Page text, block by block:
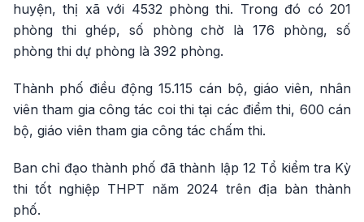
huyện, thị xã với 4532 phòng thi. Trong đó có 201
phòng thi ghép, số phòng chờ là 176 phòng, số
phòng thi dự phòng là 392 phòng.
Thành phố điều động 15.115 cán bộ, giáo viên, nhân
viên tham gia công tác coi thi tại các điểm thi, 600 cán
bộ, giáo viên tham gia công tác chấm thi.
Ban chỉ đạo thành phố đã thành lập 12 Tổ kiểm tra Kỳ
thi tốt nghiệp THPT năm 2024 trên địa bàn thành
phố.